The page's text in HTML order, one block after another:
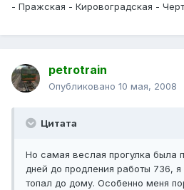
- Пражская - Кировоградская -
petrotrain
Опубликовано 10 мая, 2008
Цитата
Но самая веслая прогулка была
дней до продления работы 736, я
топал до дому. Особенно меня